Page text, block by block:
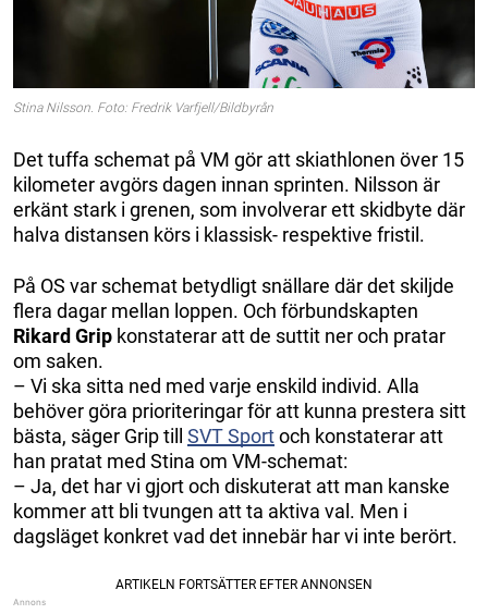
Stina Nilsson. Foto: Fredrik Varfjell/Bildbyrån
Det tuffa schemat på VM gör att skiathlonen över 15
kilometer avgörs dagen innan sprinten. Nilsson är
erkänt stark i grenen, som involverar ett skidbyte där
halva distansen körs i klassisk- respektive fristil.
På OS var schemat betydligt snällare där det skiljde
flera dagar mellan loppen. Och förbundskapten
Rikard Grip konstaterar att de suttit ner och pratar
om saken.
– Vi ska sitta ned med varje enskild individ. Alla
behöver göra prioriteringar för att kunna prestera sitt
bästa, säger Grip till SVT Sportoch konstaterar att
han pratat med Stina om VM-schemat:
– Ja, det har vi gjort och diskuterat att man kanske
kommer att bli tvungen att ta aktiva val. Men i
dagsläget konkret vad det innebär har vi inte berört.